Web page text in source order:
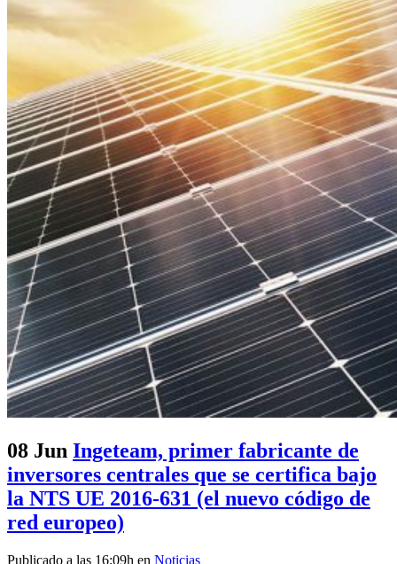
08 Jun Ingeteam, primer fabricante de
inversores centrales que se certifica bajo
la NTS UE 2016-631 (el nuevo código de
red europeo)
Publicado a las 16:09h en Noticias